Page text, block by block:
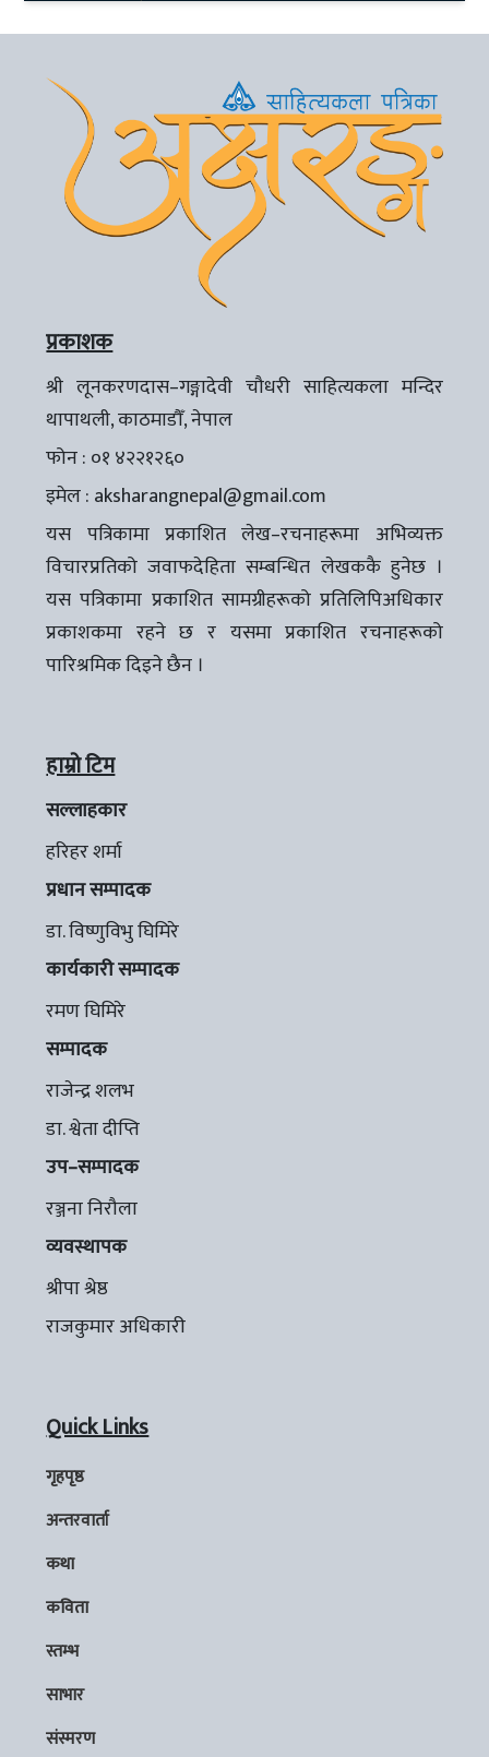
प्रकाशक
श्री लूनकरणदास–गङ्गादेवी चौधरी साहित्यकला मन्दिर
थापाथली, काठमाडौँ, नेपाल
फोन : ०१ ४२२१२६०
इमेल : aksharangnepal@gmail.com
यस पत्रिकामा प्रकाशित लेख–रचनाहरूमा अभिव्यक्त
विचारप्रतिको जवाफदेहिता सम्बन्धित लेखककै हुनेछ ।
यस पत्रिकामा प्रकाशित सामग्रीहरूको प्रतिलिपिअधिकार
प्रकाशकमा रहने छ र यसमा प्रकाशित रचनाहरूको
पारिश्रमिक दिइने छैन ।
हाम्रो टिम
सल्लाहकार
हरिहर शर्मा
प्रधान सम्पादक
डा. विष्णुविभु घिमिरे
कार्यकारी सम्पादक
रमण घिमिरे
सम्पादक
राजेन्द्र शलभ
डा. श्वेता दीप्ति
उप–सम्पादक
रञ्जना निरौला
व्यवस्थापक
श्रीपा श्रेष्ठ
राजकुमार अधिकारी
Quick Links
गृहपृष्ठ
अन्तरवार्ता
कथा
कविता
स्तम्भ
साभार
संस्मरण